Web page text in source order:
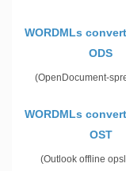
WORDMLs
ODS
(OpenDocument-
WORDMLs
OST
(Outlook offline